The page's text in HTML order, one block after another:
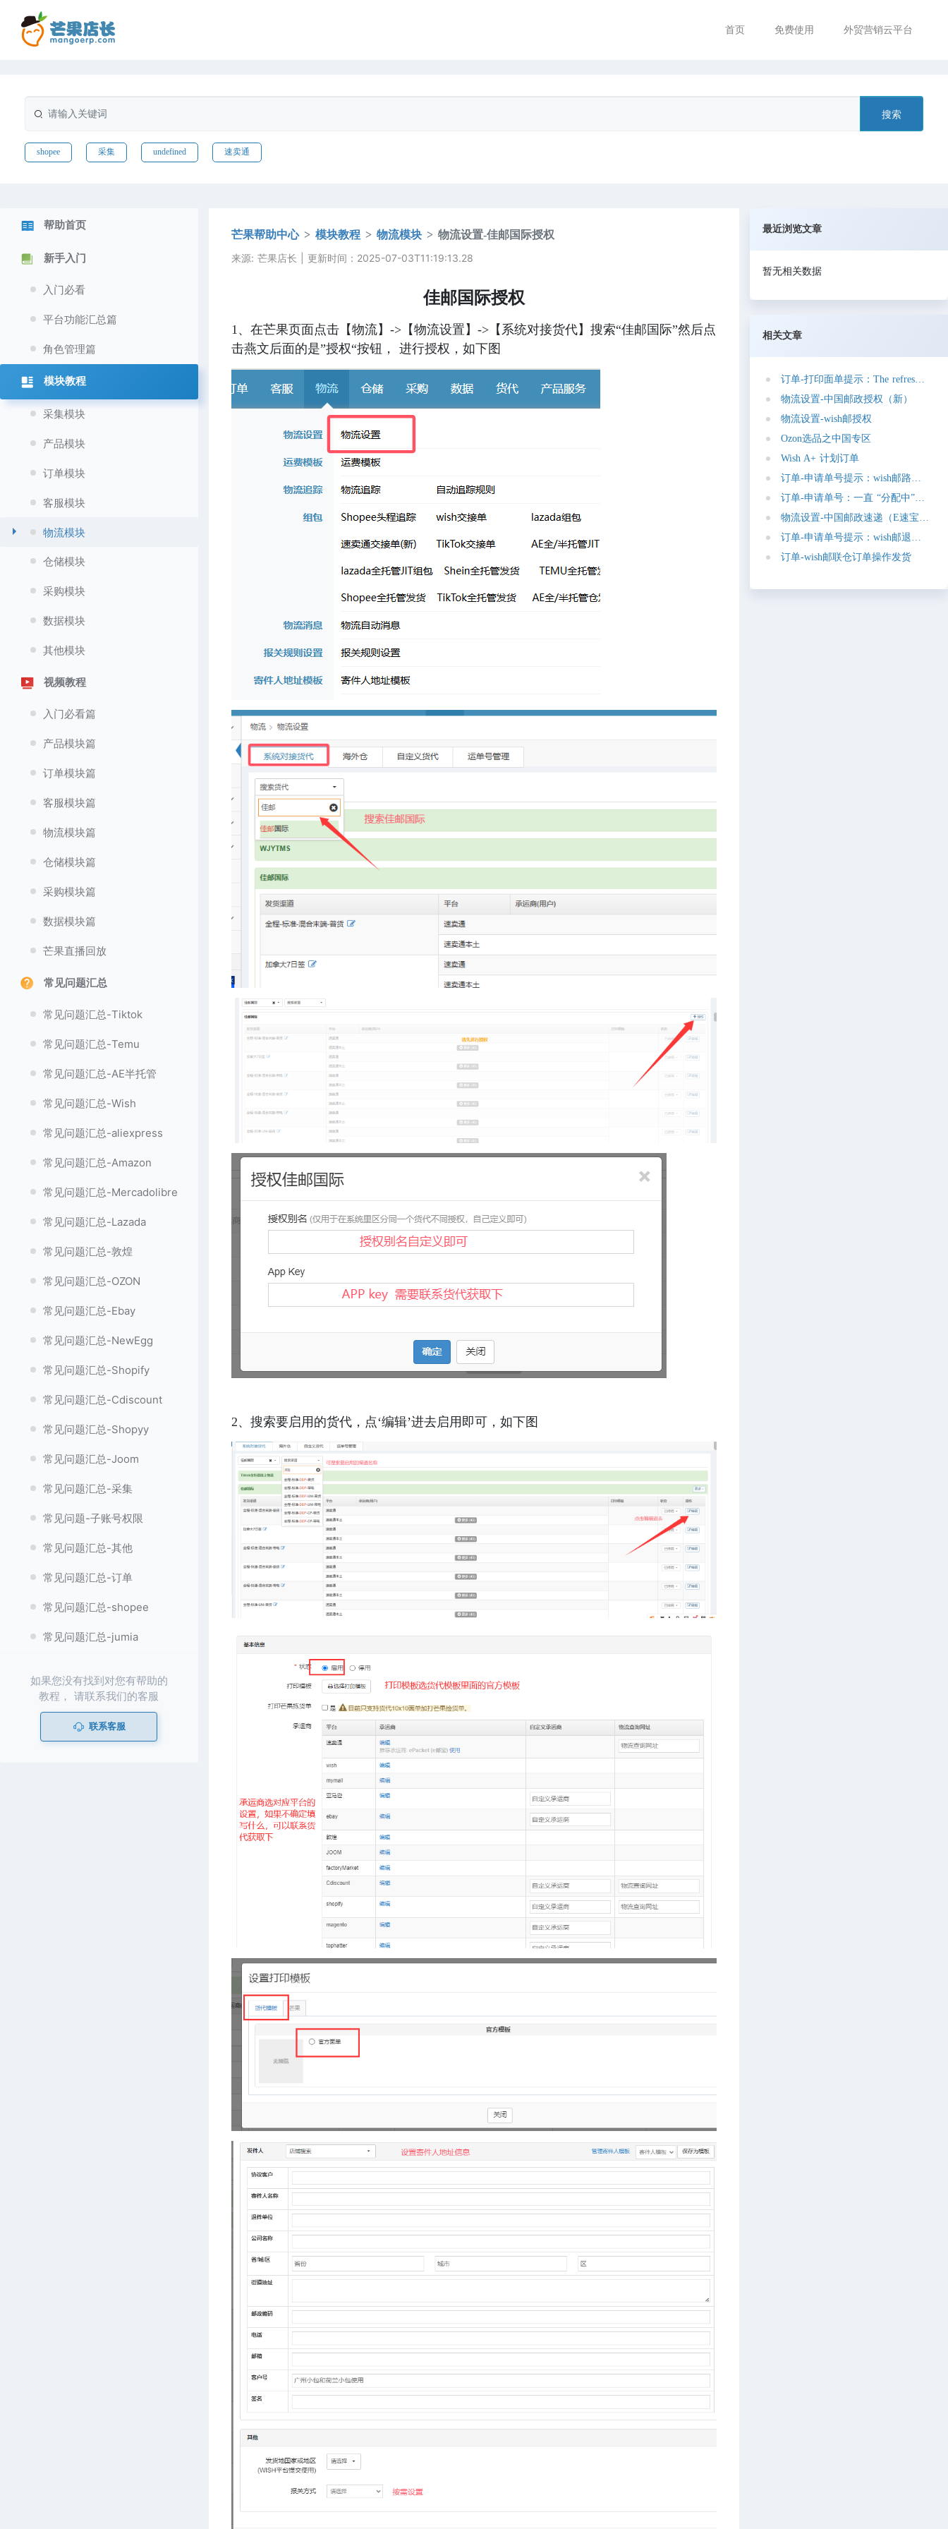
首页 免费使用 外贸营销云平台
搜索
shopee 采集 undefined 速卖通
帮助首页
新手入门
入门必看
平台功能汇总篇
角色管理篇
模块教程
采集模块
产品模块
订单模块
客服模块
物流模块
仓储模块
采购模块
数据模块
其他模块
视频教程
入门必看篇
产品模块篇
订单模块篇
客服模块篇
物流模块篇
仓储模块篇
采购模块篇
数据模块篇
芒果直播回放
常见问题汇总
常见问题汇总-Tiktok
常见问题汇总-Temu
常见问题汇总-AE半托管
常见问题汇总-Wish
常见问题汇总-aliexpress
常见问题汇总-Amazon
常见问题汇总-Mercadolibre
常见问题汇总-Lazada
常见问题汇总-敦煌
常见问题汇总-OZON
常见问题汇总-Ebay
常见问题汇总-NewEgg
常见问题汇总-Shopify
常见问题汇总-Cdiscount
常见问题汇总-Shopyy
常见问题汇总-Joom
常见问题汇总-采集
常见问题-子账号权限
常见问题汇总-其他
常见问题汇总-订单
常见问题汇总-shopee
常见问题汇总-jumia
如果您没有找到对您有帮助的
教程， 请联系我们的客服
联系客服
芒果帮助中心 模块教程 物流模块
物流设置-佳邮国际授权
来源: 芒果店长 | 更新时间：2025-07-03T11:19:13.28
佳邮国际授权
1、在芒果页面点击【物流】->【物流设置】->【系统对接货代】搜索“佳邮国际”然后点
击燕文后面的是”授权“按钮， 进行授权，如下图
2、搜索要启用的货代，点‘编辑’进去启用即可，如下图
最近浏览文章
暂无相关数据
相关文章
订单-打印面单提示： The refresh
物流设置-中 国 邮政授权 （ 新）
物流设置-wish邮授权
Ozon选品之中 国专区
Wish A+ 计划 订单
订单-申请单号提示： wish邮路
订单-申请单号： 一直 “分配中”的
物流设置-中 国 邮政速递 （E速宝
订单-申请单号提示： wish邮退
订单-wish邮联仓订单操作发货